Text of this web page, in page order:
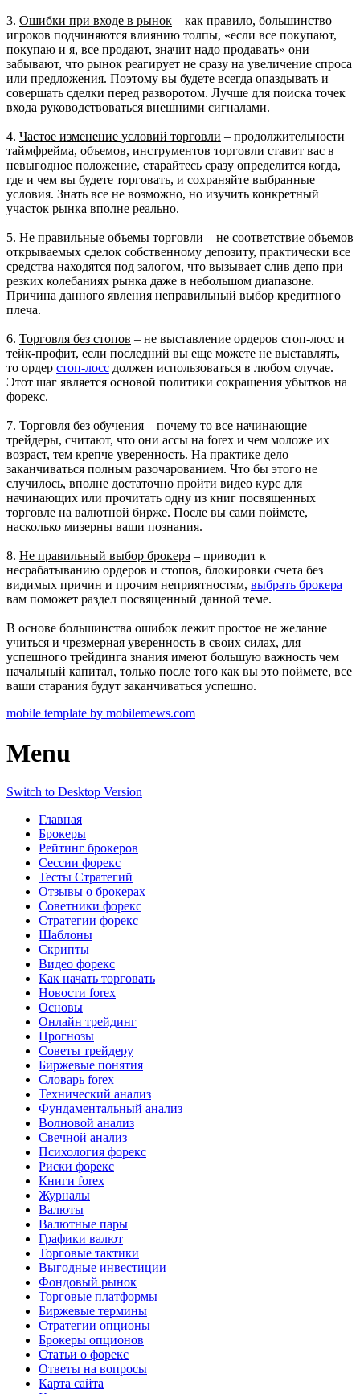
3. Ошибки при входе в рынок – как правило, большинство
игроков подчиняются влиянию толпы, «если все покупают,
покупаю и я, все продают, значит надо продавать» они
забывают, что рынок реагирует не сразу на увеличение спроса
или предложения. Поэтому вы будете всегда опаздывать и
совершать сделки перед разворотом. Лучше для поиска точек
входа руководствоваться внешними сигналами.
4. Частое изменение условий торговли – продолжительности
таймфрейма, объемов, инструментов торговли ставит вас в
невыгодное положение, старайтесь сразу определится когда,
где и чем вы будете торговать, и сохраняйте выбранные
условия. Знать все не возможно, но изучить конкретный
участок рынка вполне реально.
5. Не правильные объемы торговли – не соответствие объемов
открываемых сделок собственному депозиту, практически все
средства находятся под залогом, что вызывает слив депо при
резких колебаниях рынка даже в небольшом диапазоне.
Причина данного явления неправильный выбор кредитного
плеча.
6. Торговля без стопов – не выставление ордеров стоп-лосс и
тейк-профит, если последний вы еще можете не выставлять,
то ордер стоп-лосс должен использоваться в любом случае.
Этот шаг является основой политики сокращения убытков на
форекс.
7. Торговля без обучения – почему то все начинающие
трейдеры, считают, что они ассы на forex и чем моложе их
возраст, тем крепче уверенность. На практике дело
заканчиваться полным разочарованием. Что бы этого не
случилось, вполне достаточно пройти видео курс для
начинающих или прочитать одну из книг посвященных
торговле на валютной бирже. После вы сами поймете,
насколько мизерны ваши познания.
8. Не правильный выбор брокера – приводит к
несрабатыванию ордеров и стопов, блокировки счета без
видимых причин и прочим неприятностям, выбрать брокера
вам поможет раздел посвященный данной теме.
В основе большинства ошибок лежит простое не желание
учиться и чрезмерная уверенность в своих силах, для
успешного трейдинга знания имеют большую важность чем
начальный капитал, только после того как вы это поймете, все
ваши старания будут заканчиваться успешно.
mobile template by mobilemews.com
Menu
Switch to Desktop Version
Главная
Брокеры
Рейтинг брокеров
Сессии форекс
Тесты Стратегий
Отзывы о брокерах
Советники форекс
Стратегии форекс
Шаблоны
Скрипты
Видео форекс
Как начать торговать
Новости forex
Основы
Онлайн трейдинг
Прогнозы
Советы трейдеру
Биржевые понятия
Словарь forex
Технический анализ
Фундаментальный анализ
Волновой анализ
Свечной анализ
Психология форекс
Риски форекс
Книги forex
Журналы
Валюты
Валютные пары
Графики валют
Торговые тактики
Выгодные инвестиции
Фондовый рынок
Торговые платформы
Биржевые термины
Стратегии опционы
Брокеры опционов
Статьи о форекс
Ответы на вопросы
Карта сайта